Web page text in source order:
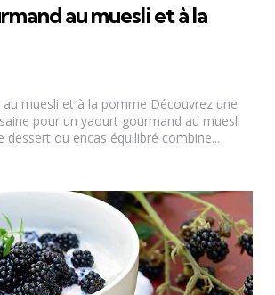
au muesli et à la
muesli et à la pomme Découvrez une
pour un yaourt gourmand au muesli
dessert ou encas équilibré combine...